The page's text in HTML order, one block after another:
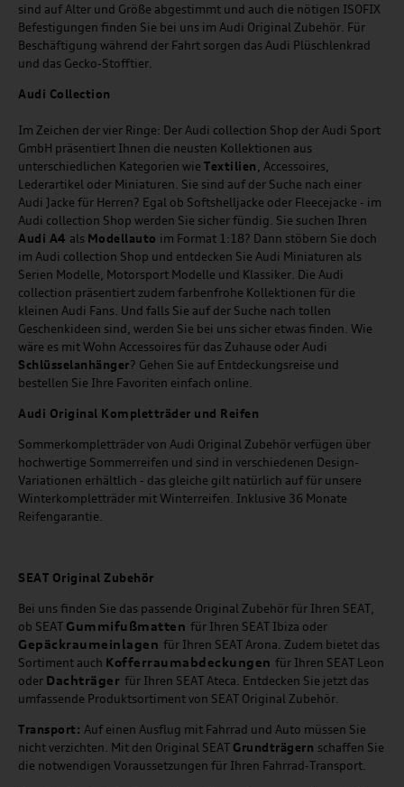
sind auf Alter und Größe abgestimmt und auch die nötigen ISOFIX
Befestigungen finden Sie bei uns im Audi Original Zubehör. Für
Beschäftigung während der Fahrt sorgen das Audi Plüschlenkrad
und das Gecko-Stofftier.
Audi Collection
Im Zeichen der vier Ringe: Der Audi collection Shop der Audi Sport
GmbH präsentiert Ihnen die neusten Kollektionen aus
unterschiedlichen Kategorien wie Textilien , Accessoires,
Lederartikel oder Miniaturen. Sie sind auf der Suche nach einer
Audi Jacke für Herren? Egal ob Softshelljacke oder Fleecejacke - im
Audi collection Shop werden Sie sicher fündig. Sie suchen Ihren
Audi A4 als Modellauto im Format 1:18? Dann stöbern Sie doch
im Audi collection Shop und entdecken Sie Audi Miniaturen als
Serien Modelle, Motorsport Modelle und Klassiker. Die Audi
collection präsentiert zudem farbenfrohe Kollektionen für die
kleinen Audi Fans. Und falls Sie auf der Suche nach tollen
Geschenkideen sind, werden Sie bei uns sicher etwas finden. Wie
wäre es mit Wohn Accessoires für das Zuhause oder Audi
Schlüsselanhänger? Gehen Sie auf Entdeckungsreise und
bestellen Sie Ihre Favoriten einfach online.
Audi Original Kompletträder und Reifen
Sommerkompletträder von Audi Original Zubehör verfügen über
hochwertige Sommerreifen und sind in verschiedenen Design-
Variationen erhältlich - das gleiche gilt natürlich auf für unsere
Winterkompletträder mit Winterreifen. Inklusive 36 Monate
Reifengarantie.
SEAT Original Zubehör
Bei uns finden Sie das passende Original Zubehör für Ihren SEAT,
ob SEAT Gummifußmatten für Ihren SEAT Ibiza oder
Gepäckraumeinlagen für Ihren SEAT Arona. Zudem bietet das
Sortiment auch Kofferraumabdeckungen für Ihren SEAT Leon
oder Dachträger für Ihren SEAT Ateca. Entdecken Sie jetzt das
umfassende Produktsortiment von SEAT Original Zubehör.
Transport: Auf einen Ausflug mit Fahrrad und Auto müssen Sie
nicht verzichten. Mit den Original SEAT Grundträgern schaffen Sie
die notwendigen Voraussetzungen für Ihren Fahrrad-Transport.